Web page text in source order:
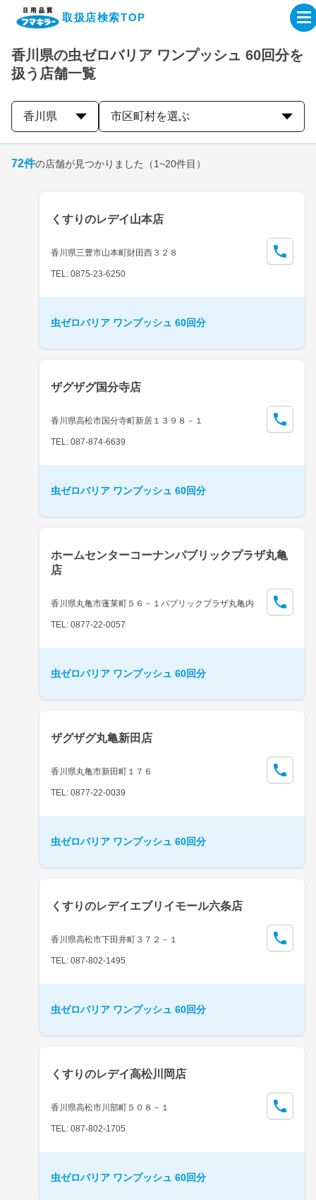
取扱店検索TOP
企業・IR情報サイト
製品情報サイト
取扱店検索はこちら
香川県の虫ゼロバリア ワンプッシュ 60回分を
扱う店舗一覧
香川県 市区町村を選ぶ
72件の店舗が見つかりました （1~20件目）
くすりのレデイ山本店
香川県三豊市山本町財田西３２８
TEL: 0875-23-6250
虫ゼロバリア ワンプッシュ 60回分
ザグザグ国分寺店
香川県高松市国分寺町新居１３９８－１
TEL: 087-874-6639
虫ゼロバリア ワンプッシュ 60回分
ホームセンターコーナンパブリックプラザ丸亀
店
香川県丸亀市蓬莱町５６－１パブリックプラザ丸亀内
TEL: 0877-22-0057
虫ゼロバリア ワンプッシュ 60回分
ザグザグ丸亀新田店
香川県丸亀市新田町１７６
TEL: 0877-22-0039
虫ゼロバリア ワンプッシュ 60回分
くすりのレデイエブリイモール六条店
香川県高松市下田井町３７２－１
TEL: 087-802-1495
虫ゼロバリア ワンプッシュ 60回分
くすりのレデイ高松川岡店
香川県高松市川部町５０８－１
TEL: 087-802-1705
虫ゼロバリア ワンプッシュ 60回分